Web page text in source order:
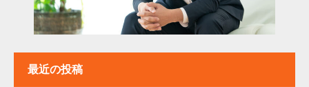
最近の投稿